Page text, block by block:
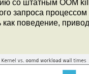
со штатным OOM
запроса
как поведение,